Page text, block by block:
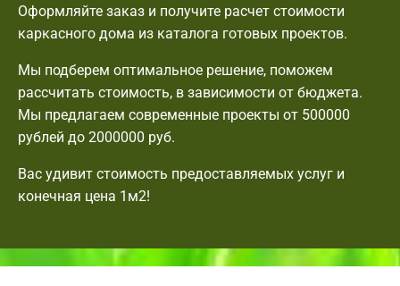
Оформляйте заказ и получите расчет стоимости
каркасного дома из каталога готовых проектов.
Мы подберем оптимальное решение, поможем
рассчитать стоимость, в зависимости от бюджета.
Мы предлагаем современные проекты от 500000
рублей до 2000000 руб.
Вас удивит стоимость предоставляемых услуг и
конечная цена 1м2!